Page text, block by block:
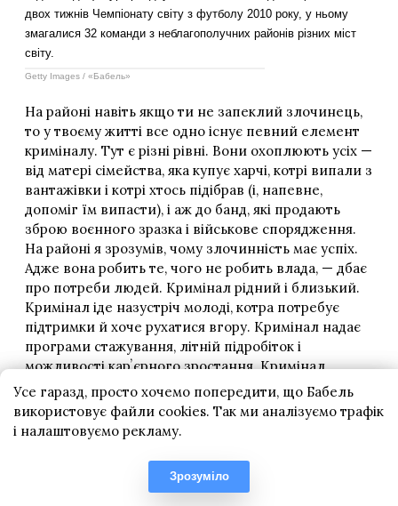
Усе гаразд, просто хочемо попередити, що Бабель
використовує файли cookies. Так ми аналізуємо трафік
і налаштовуємо рекламу.
Зрозуміло